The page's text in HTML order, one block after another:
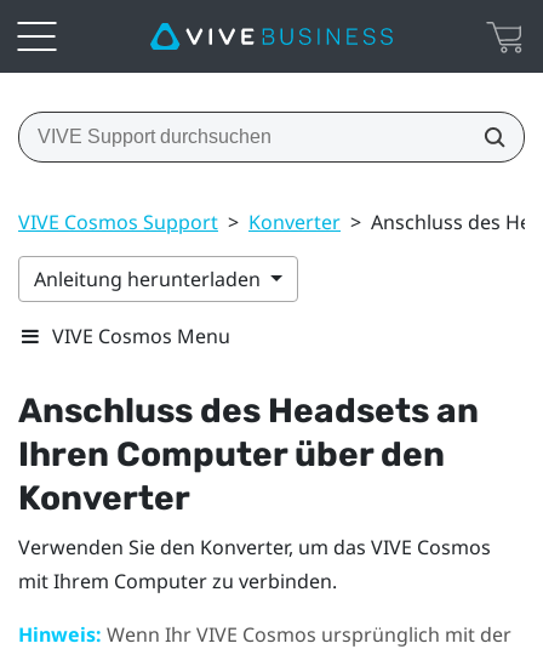
VIVE Cosmos Support > Konverter > Anschluss des
Anleitung herunterladen
VIVE Cosmos Menu
Anschluss des Headsets an
Ihren Computer über den
Konverter
Verwenden Sie den Konverter, um das VIVE Cosmos
mit Ihrem Computer zu verbinden.
Hinweis: Wenn IhrVIVE Cosmos ursprünglich mit der